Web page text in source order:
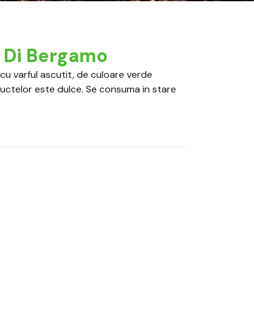
Bergamo
varful ascutit, de culoare verde
este dulce. Se consuma in stare